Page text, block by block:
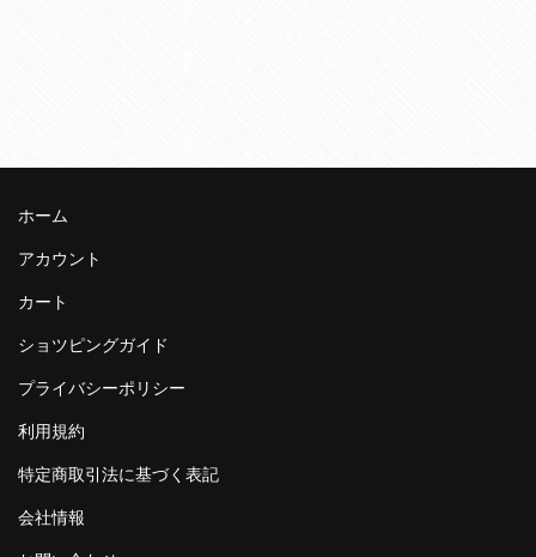
ホーム
アカウント
カート
ショツピングガイド
プライバシーポリシー
利用規約
特定商取引法に基づく表記
会社情報